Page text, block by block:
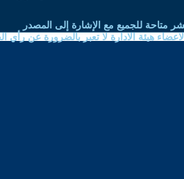
متاحة للجميع مع الإشارة إلى المصدر
هيئة الادارة لا تعبر بالضرورة عن رأي